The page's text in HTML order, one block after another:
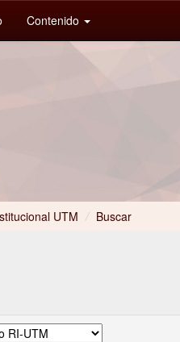
Contenido
UTM / Buscar